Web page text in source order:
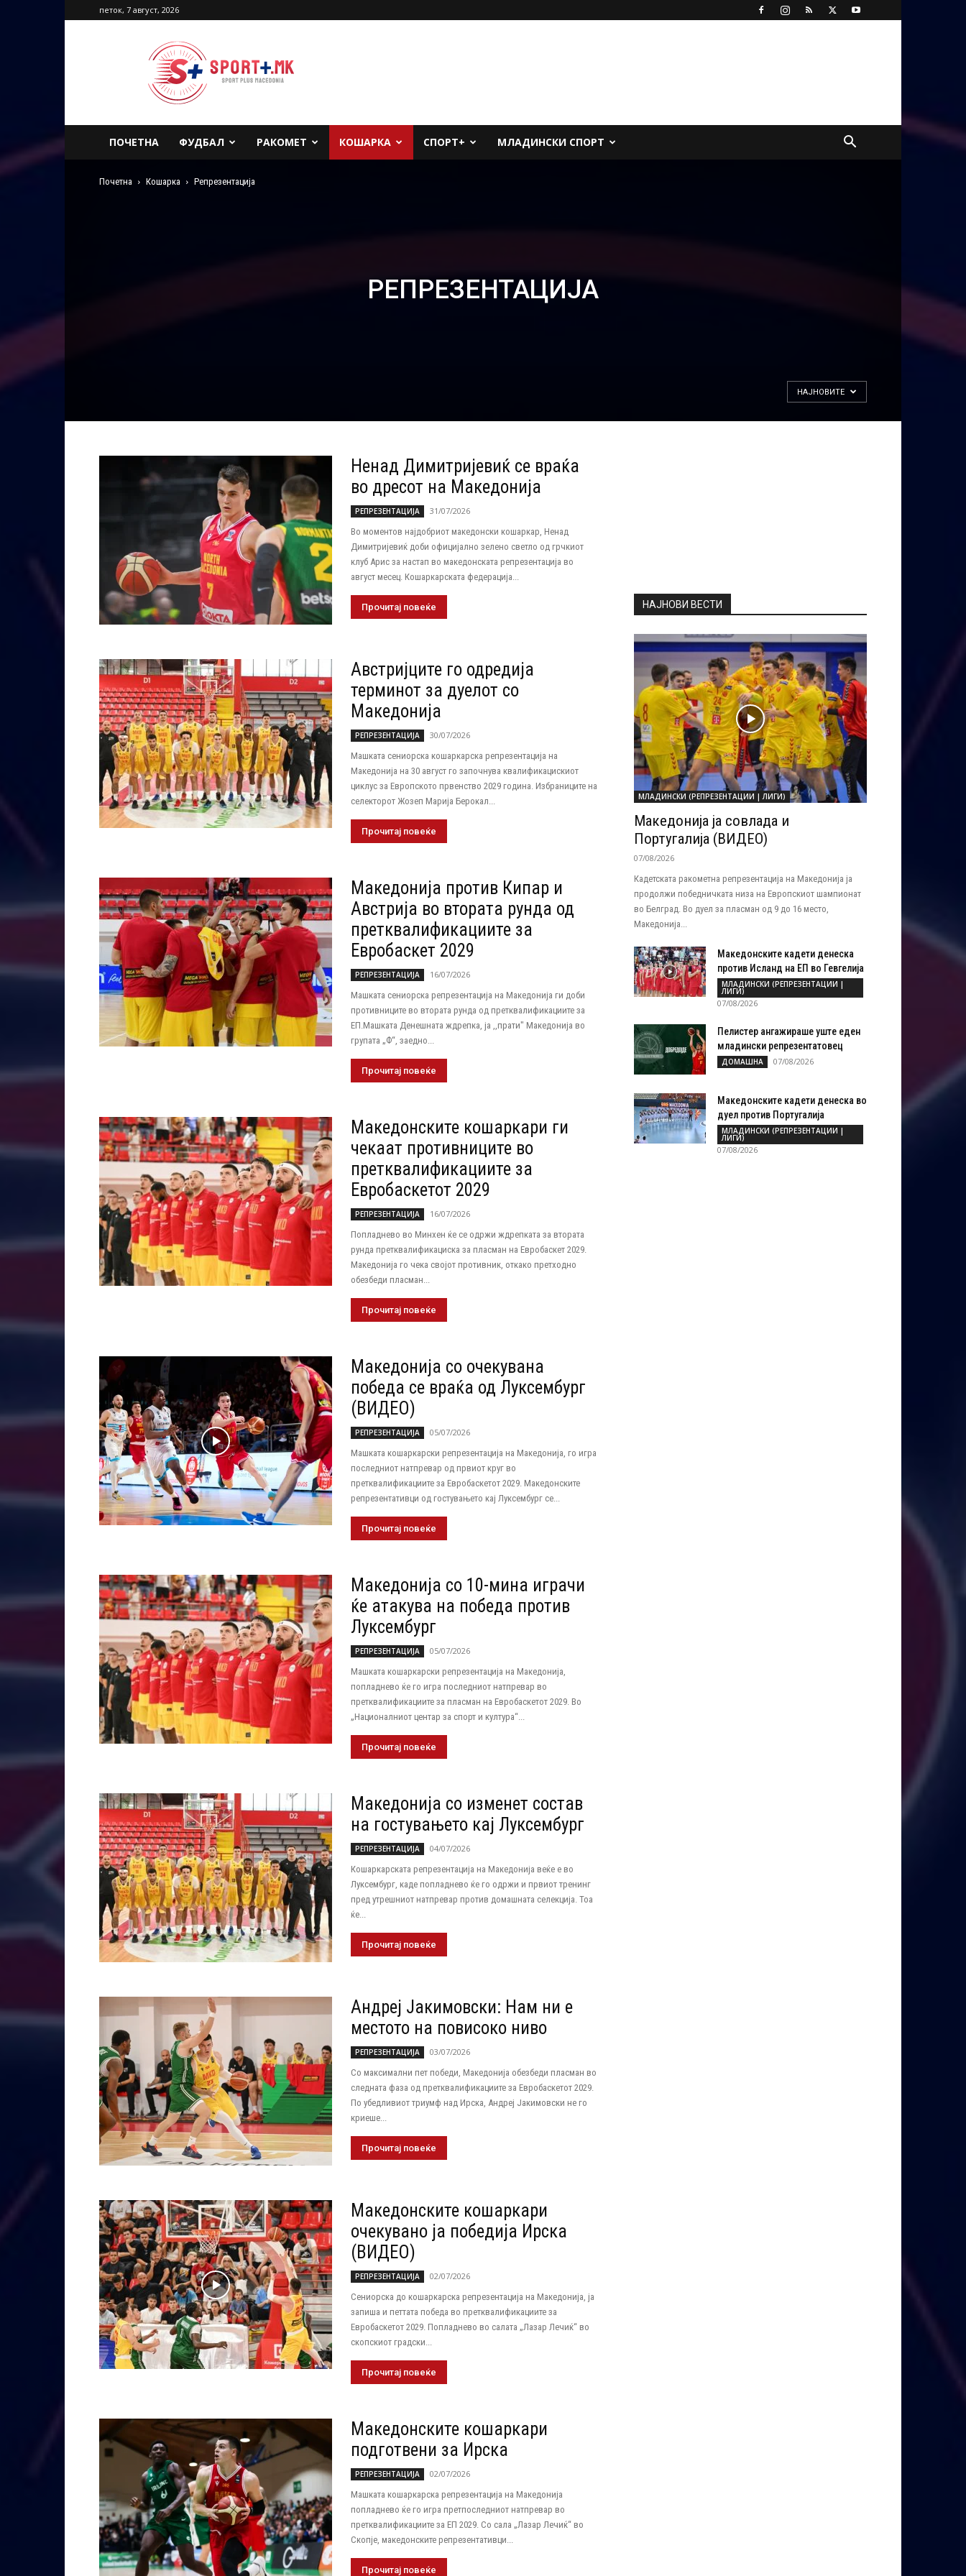
петок, 7 август, 2026
Sport
Plus
Macedonia
ПОЧЕТНА ФУДБАЛ РАКОМЕТ КОШАРКА СПОРТ+ МЛАДИНСКИ СПОРТ
Почетна Кошарка Репрезентација
РЕПРЕЗЕНТАЦИЈА
НАЈНОВИТЕ
Ненад Димитријевиќ се враќа
во дресот на Македонија
РЕПРЕЗЕНТАЦИЈА
31/07/2026
Во моментов најдобриот македонски кошаркар, Ненад
Димитријевиќ доби официјално зелено светло од грчкиот
клуб Арис за настап во македонската репрезентација во
август месец. Кошаркарската федерација...
Прочитај повеќе
Австријците го одредија
терминот за дуелот со
Македонија
РЕПРЕЗЕНТАЦИЈА
30/07/2026
Машката сениорска кошаркарска репрезентација на
Македонија на 30 август го започнува квалификацискиот
циклус за Европското првенство 2029 година. Избраниците на
селекторот Жозеп Марија Берокал...
Прочитај повеќе
Македонија против Кипар и
Австрија во втората рунда од
претквалификациите за
Евробаскет 2029
РЕПРЕЗЕНТАЦИЈА
16/07/2026
Машката сениорска репрезентација на Македонија ги доби
противниците во втората рунда од претквалификациите за
ЕП.Машката Денешната ждрепка, ја ,,прати" Македонија во
групата „Ф“, заедно...
Прочитај повеќе
Македонските кошаркари ги
чекаат противниците во
претквалификациите за
Евробаскетот 2029
РЕПРЕЗЕНТАЦИЈА
16/07/2026
Попладнево во Минхен ќе се одржи ждрепката за втората
рунда претквалификациска за пласман на Евробаскет 2029.
Македонија го чека својот противник, откако претходно
обезбеди пласман...
Прочитај повеќе
Македонија со очекувана
победа се враќа од Луксембург
(ВИДЕО)
РЕПРЕЗЕНТАЦИЈА
05/07/2026
Машката кошаркарски репрезентација на Македонија, го игра
последниот натпревар од првиот круг во
претквалификациите за Евробаскетот 2029. Македонските
репрезентативци од гостувањето кај Луксембург се...
Прочитај повеќе
Македонија со 10-мина играчи
ќе атакува на победа против
Луксембург
РЕПРЕЗЕНТАЦИЈА
05/07/2026
Машката кошаркарски репрезентација на Македонија,
попладнево ќе го игра последниот натпревар во
претквалификациите за пласман на Евробаскетот 2029. Во
„Националниот центар за спорт и култура“...
Прочитај повеќе
Македонија со изменет состав
на гостувањето кај Луксембург
РЕПРЕЗЕНТАЦИЈА
04/07/2026
Кошаркарската репрезентација на Македонија веќе е во
Луксембург, каде попладнево ќе го одржи и првиот тренинг
пред утрешниот натпревар против домашната селекција. Тоа
ќе...
Прочитај повеќе
Андреј Јакимовски: Нам ни е
местото на повисоко ниво
РЕПРЕЗЕНТАЦИЈА
03/07/2026
Со максимални пет победи, Македонија обезбеди пласман во
следната фаза од претквалификациите за Евробаскетот 2029.
По убедливиот триумф над Ирска, Андреј Јакимовски не го
криеше...
Прочитај повеќе
Македонските кошаркари
очекувано ја победија Ирска
(ВИДЕО)
РЕПРЕЗЕНТАЦИЈА
02/07/2026
Сениорска до кошаркарска репрезентација на Македонија, ја
запиша и петтата победа во претквалификациите за
Евробаскетот 2029. Попладнево во салата „Лазар Лечиќ“ во
скопскиот градски...
Прочитај повеќе
Македонските кошаркари
подготвени за Ирска
РЕПРЕЗЕНТАЦИЈА
02/07/2026
Машката кошаркарска репрезентација на Македонија
попладнево ќе го игра претпоследниот натпревар во
претквалификациите за ЕП 2029. Со сала „Лазар Лечиќ“ во
Скопје, македонските репрезентативци...
Прочитај повеќе
НАЈНОВИ ВЕСТИ
МЛАДИНСКИ (РЕПРЕЗЕНТАЦИИ | ЛИГИ)
Македонија ја совлада и
Португалија (ВИДЕО)
07/08/2026
Кадетската ракометна репрезентација на Македонија ја
продолжи победничката низа на Европскиот шампионат
во Белград. Во дуел за пласман од 9 до 16 место,
Македонија...
Македонските кадети денеска
против Исланд на ЕП во Гевгелија
МЛАДИНСКИ (РЕПРЕЗЕНТАЦИИ |
ЛИГИ)
07/08/2026
Пелистер ангажираше уште еден
младински репрезентатовец
ДОМАШНА 07/08/2026
Македонските кадети денеска во
дуел против Португалија
МЛАДИНСКИ (РЕПРЕЗЕНТАЦИИ |
ЛИГИ)
07/08/2026